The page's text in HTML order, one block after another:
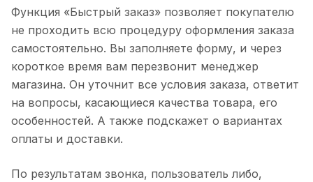
Функция «Быстрый заказ» позволяет покупателю
не проходить всю процедуру оформления заказа
самостоятельно. Вы заполняете форму, и через
короткое время вам перезвонит менеджер
магазина. Он уточнит все условия заказа, ответит
на вопросы, касающиеся качества товара, его
особенностей. А также подскажет о вариантах
оплаты и доставки.
По результатам звонка, пользователь либо,